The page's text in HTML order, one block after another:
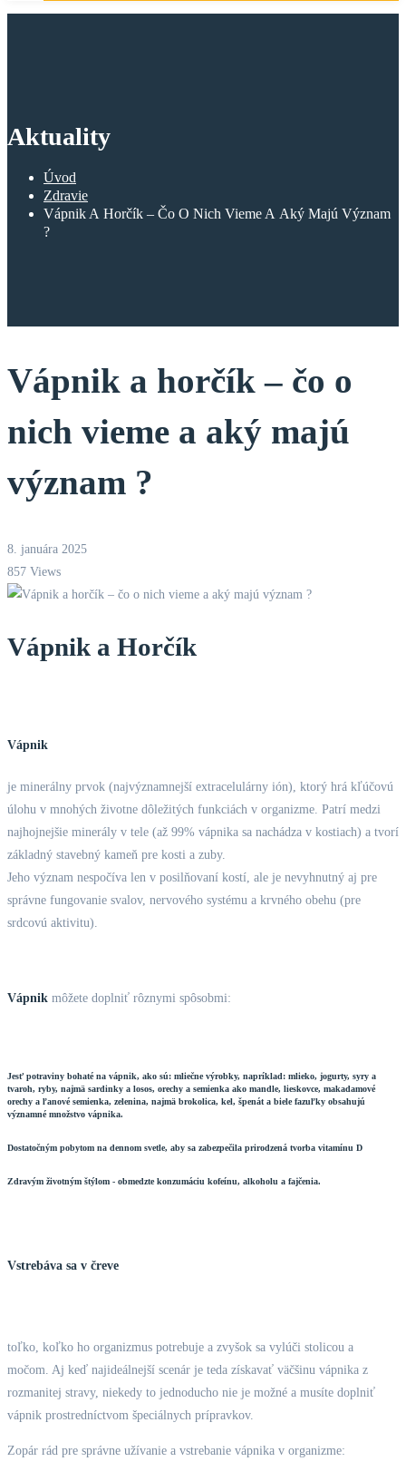
Aktuality
Úvod
Zdravie
Vápnik A Horčík – Čo O Nich Vieme A Aký Majú Význam
?
Vápnik a horčík – čo o
nich vieme a aký majú
význam ?
8. januára 2025
857 Views
Vápnik a Horčík
Vápnik
je minerálny prvok (najvýznamnejší extracelulárny ión), ktorý hrá kľúčovú
úlohu v mnohých životne dôležitých funkciách v organizme. Patrí medzi
najhojnejšie minerály v tele (až 99% vápnika sa nachádza v kostiach) a tvorí
základný stavebný kameň pre kosti a zuby.
Jeho význam nespočíva len v posilňovaní kostí, ale je nevyhnutný aj pre
správne fungovanie svalov, nervového systému a krvného obehu (pre
srdcovú aktivitu).
Vápnik môžete doplniť rôznymi spôsobmi:
Jesť potraviny bohaté na vápnik, ako sú: mliečne výrobky, napríklad: mlieko, jogurty, syry a
tvaroh, ryby, najmä sardinky a losos, orechy a semienka ako mandle, lieskovce, makadamové
orechy a ľanové semienka, zelenina, najmä brokolica, kel, špenát a biele fazuľky obsahujú
významné množstvo vápnika.
Dostatočným pobytom na dennom svetle, aby sa zabezpečila prirodzená tvorba vitamínu D
Zdravým životným štýlom - obmedzte konzumáciu kofeínu, alkoholu a fajčenia.
Vstrebáva sa v čreve
toľko, koľko ho organizmus potrebuje a zvyšok sa vylúči stolicou a
močom. Aj keď najideálnejší scenár je teda získavať väčšinu vápnika z
rozmanitej stravy, niekedy to jednoducho nie je možné a musíte doplniť
vápnik prostredníctvom špeciálnych prípravkov.
Zopár rád pre správne užívanie a vstrebanie vápnika v organizme: